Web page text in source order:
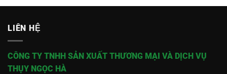
LIÊN HỆ
CÔNG TY TNHH SẢN XUẤT THƯƠNG MẠI VÀ DỊCH VỤ
THỤY NGỌC HÀ